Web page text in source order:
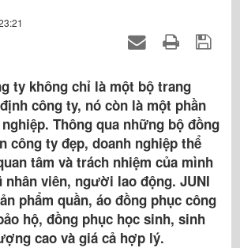
ty không chỉ là một bộ trang
công ty, nó còn là một phần
Thông qua những bộ đồng
công ty đẹp, doanh nghiệp thể
tâm và trách nhiệm của mình
viên, người lao động. JUNI
phẩm quần, áo đồng phục công
hộ, đồng phục học sinh, sinh
cao và giá cả hợp lý.